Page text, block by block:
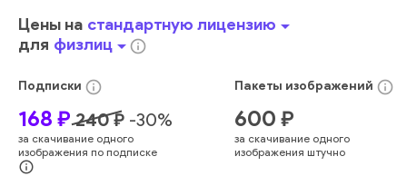
Вход Сталь Силуэт Тень Окно Банк Зеркало
Потолок
Пассажир
Аэропорт
Прибытие Метро
Выставка
Городское Место Действия
Городская Жизнь Офисное Здание Люди Путешествуют
Прихожая Строительная Отрасль Архитектура И Здания
Стекло
Цены на стандартную лицензиюarrow_drop_down
для физлицarrow_drop_downinfo_outline
Подписки info_outline
168 ₽ 240₽ -30%
за скачивание одного
изображения по подписке
info_outline
Пакеты изображений info_outline
600 ₽
за скачивание одного
изображения штучно